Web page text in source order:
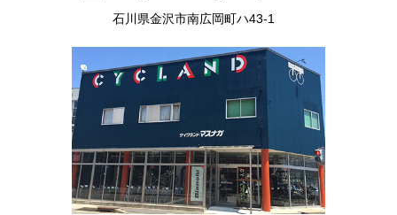
石川県金沢市南広岡町ハ43-1